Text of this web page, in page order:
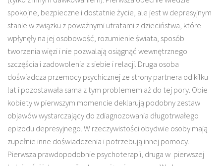
spokojne, bezpieczne i dostatnie życie, ale jest w depresyjnym
stanie w związku z poważnymi utratami z dzieciństwa, które
wpłynęły na jej osobowość, rozumienie świata, sposób
tworzenia więzi i nie pozwalają osiągnąć wewnętrznego
szczęścia i zadowolenia z siebie i relacji. Druga osoba
doświadcza przemocy psychicznej ze strony partnera od kilku
lat i pozostawała sama z tym problemem aż do tej pory. Obie
kobiety w pierwszym momencie deklarują podobny zestaw
objawów wystarczający do zdiagnozowania długotrwałego
epizodu depresyjnego. W rzeczywistości obydwie osoby mają
zupełnie inne doświadczenia i potrzebują innej pomocy.
Pierwsza prawdopodobnie psychoterapii, druga w pierwszej